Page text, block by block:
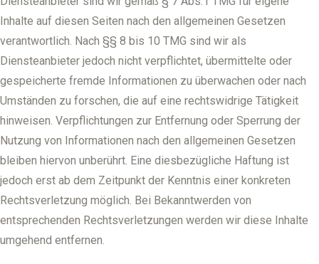
Inhalte auf diesen Seiten nach den allgemeinen Gesetzen
verantwortlich. Nach §§ 8 bis 10 TMG sind wir als
Diensteanbieter jedoch nicht verpflichtet, übermittelte oder
gespeicherte fremde Informationen zu überwachen oder nach
Umständen zu forschen, die auf eine rechtswidrige Tätigkeit
hinweisen. Verpflichtungen zur Entfernung oder Sperrung der
Nutzung von Informationen nach den allgemeinen Gesetzen
bleiben hiervon unberührt. Eine diesbezügliche Haftung ist
jedoch erst ab dem Zeitpunkt der Kenntnis einer konkreten
Rechtsverletzung möglich. Bei Bekanntwerden von
entsprechenden Rechtsverletzungen werden wir diese Inhalte
umgehend entfernen.